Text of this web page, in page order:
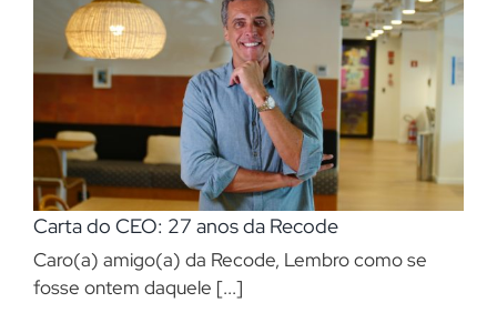
Carta do CEO: 27 anos da Recode
Caro(a) amigo(a) da Recode, Lembro como se
fosse ontem daquele [...]